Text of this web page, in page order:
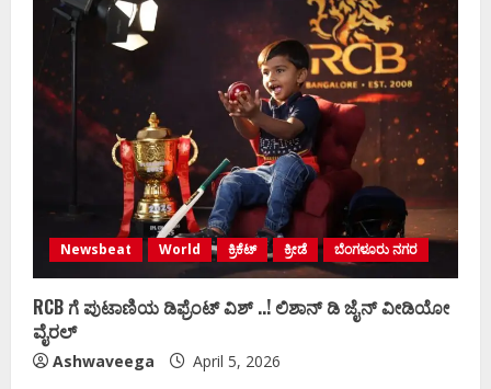
Newsbeat World ಕ್ರಿಕೆಟ್ ಕ್ರೀಡೆ ಬೆಂಗಳೂರು ನಗರ
RCB ಗೆ ಪುಟಾಣಿಯ ಡಿಫ್ರೆಂಟ್‌ ವಿಶ್ ..! ಲಿಶಾನ್‌ ಡಿ ಜೈನ್‌ ವೀಡಿಯೋ
ವೈರಲ್
Ashwaveega April 5, 2026